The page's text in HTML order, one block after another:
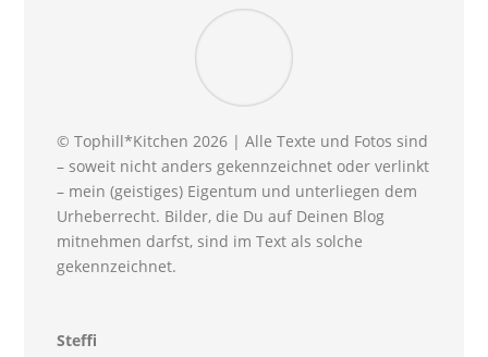
© Tophill*Kitchen 2026 | Alle Texte und Fotos sind
– soweit nicht anders gekennzeichnet oder verlinkt
– mein (geistiges) Eigentum und unterliegen dem
Urheberrecht. Bilder, die Du auf Deinen Blog
mitnehmen darfst, sind im Text als solche
gekennzeichnet.
Steffi